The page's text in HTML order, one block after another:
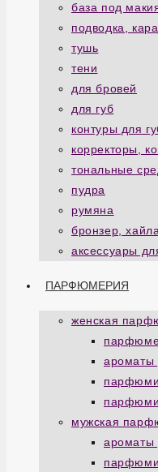
база под
подводка,
тушь
тени
для бровей
для губ
контуры для
корректоры,
тональные
пудра
румяна
бронзер,
аксессуары
ПАРФЮМЕРИЯ
женская
ароматы
мужская
ароматы